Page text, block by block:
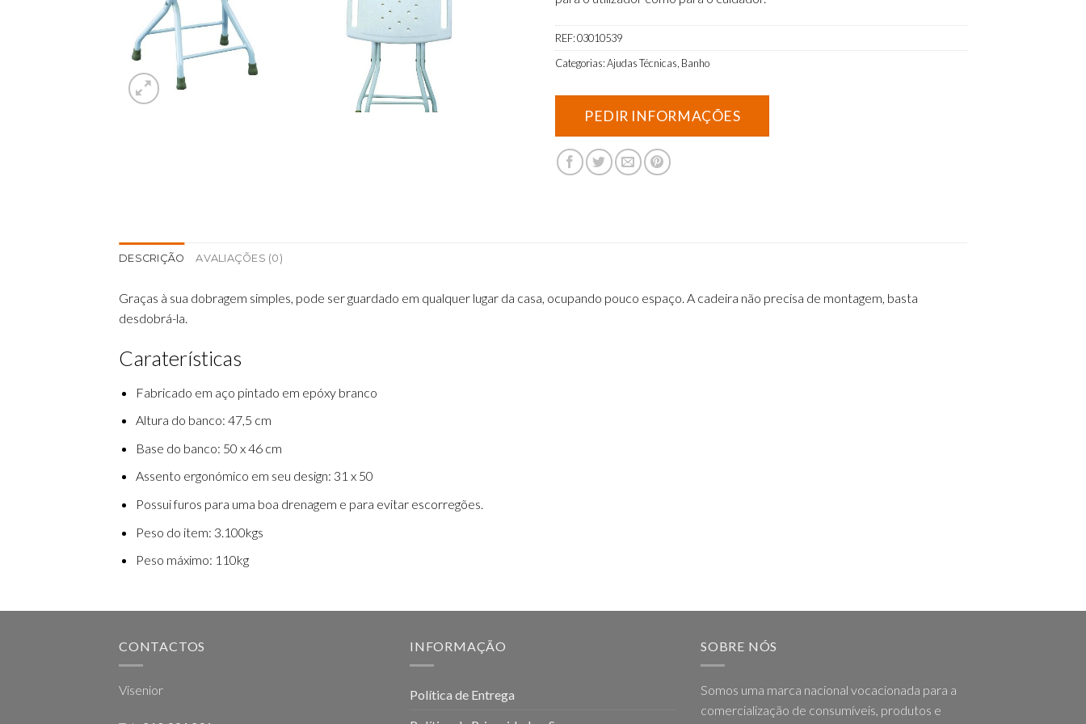
REF:03010539
Categorias:Ajudas Técnicas Banho
DESCRIÇÃO AVALIAÇÕES (0)
Graças à sua dobragem simples, pode ser guardado em qualquer lugar da casa, ocupando pouco espaço. A cadeira não precisa de montagem, basta
desdobrá-la.
Caraterísticas
Fabricado em aço pintado em epóxy branco
Altura do banco: 47,5 cm
Base do banco: 50 x 46 cm
Assento ergonómico em seu design: 31 x 50
Possui furos para uma boa drenagem e para evitar escorregões.
Peso do item: 3.100kgs
Peso máximo: 110kg
CONTACTOS
Visenior
INFORMAÇÃO
Política de Entrega
SOBRE NÓS
Somos uma marca nacional vocacionada para a
comercialização de consumíveis, produtos e